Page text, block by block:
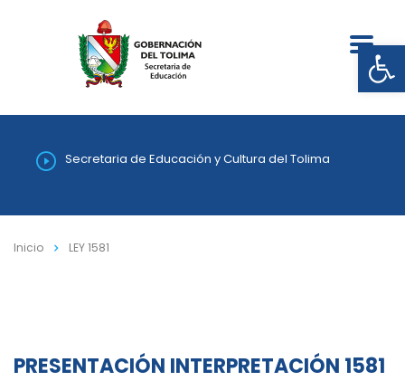
Secretaria de Educación y Cultura del Tolima
Inicio LEY 1581
PRESENTACIÓN INTERPRETACIÓN 1581